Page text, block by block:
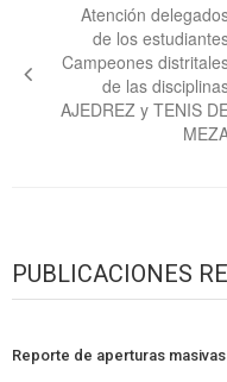
entradas
Atención
de los
Campeones
de las
AJEDREZ y TENIS
PUBLICACIONES
Reporte de aperturas